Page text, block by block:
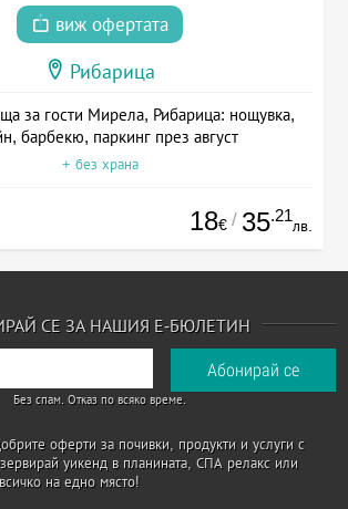
виж офертата
Рибарица
за гости Мирела, Рибарица: нощувка,
барбекю, паркинг през август
+ без храна
18€ / 35.21
лв.
СЕ ЗА НАШИЯ Е-БЮЛЕТИН
Без спам. Отказ по всяко време.
оферти за почивки, продукти и услуги с
уикенд в планината, СПА релакс или
на едно място!